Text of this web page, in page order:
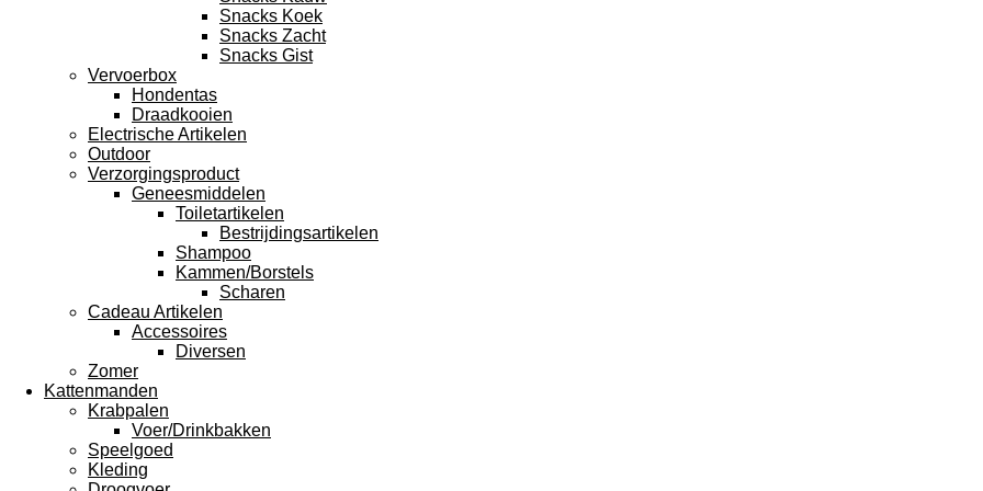
Snacks Koek
Snacks Zacht
Snacks Gist
Vervoerbox
Hondentas
Draadkooien
Electrische Artikelen
Outdoor
Verzorgingsproduct
Geneesmiddelen
Toiletartikelen
Bestrijdingsartikelen
Shampoo
Kammen/Borstels
Scharen
Cadeau Artikelen
Accessoires
Diversen
Zomer
Kattenmanden
Krabpalen
Voer/Drinkbakken
Speelgoed
Kleding